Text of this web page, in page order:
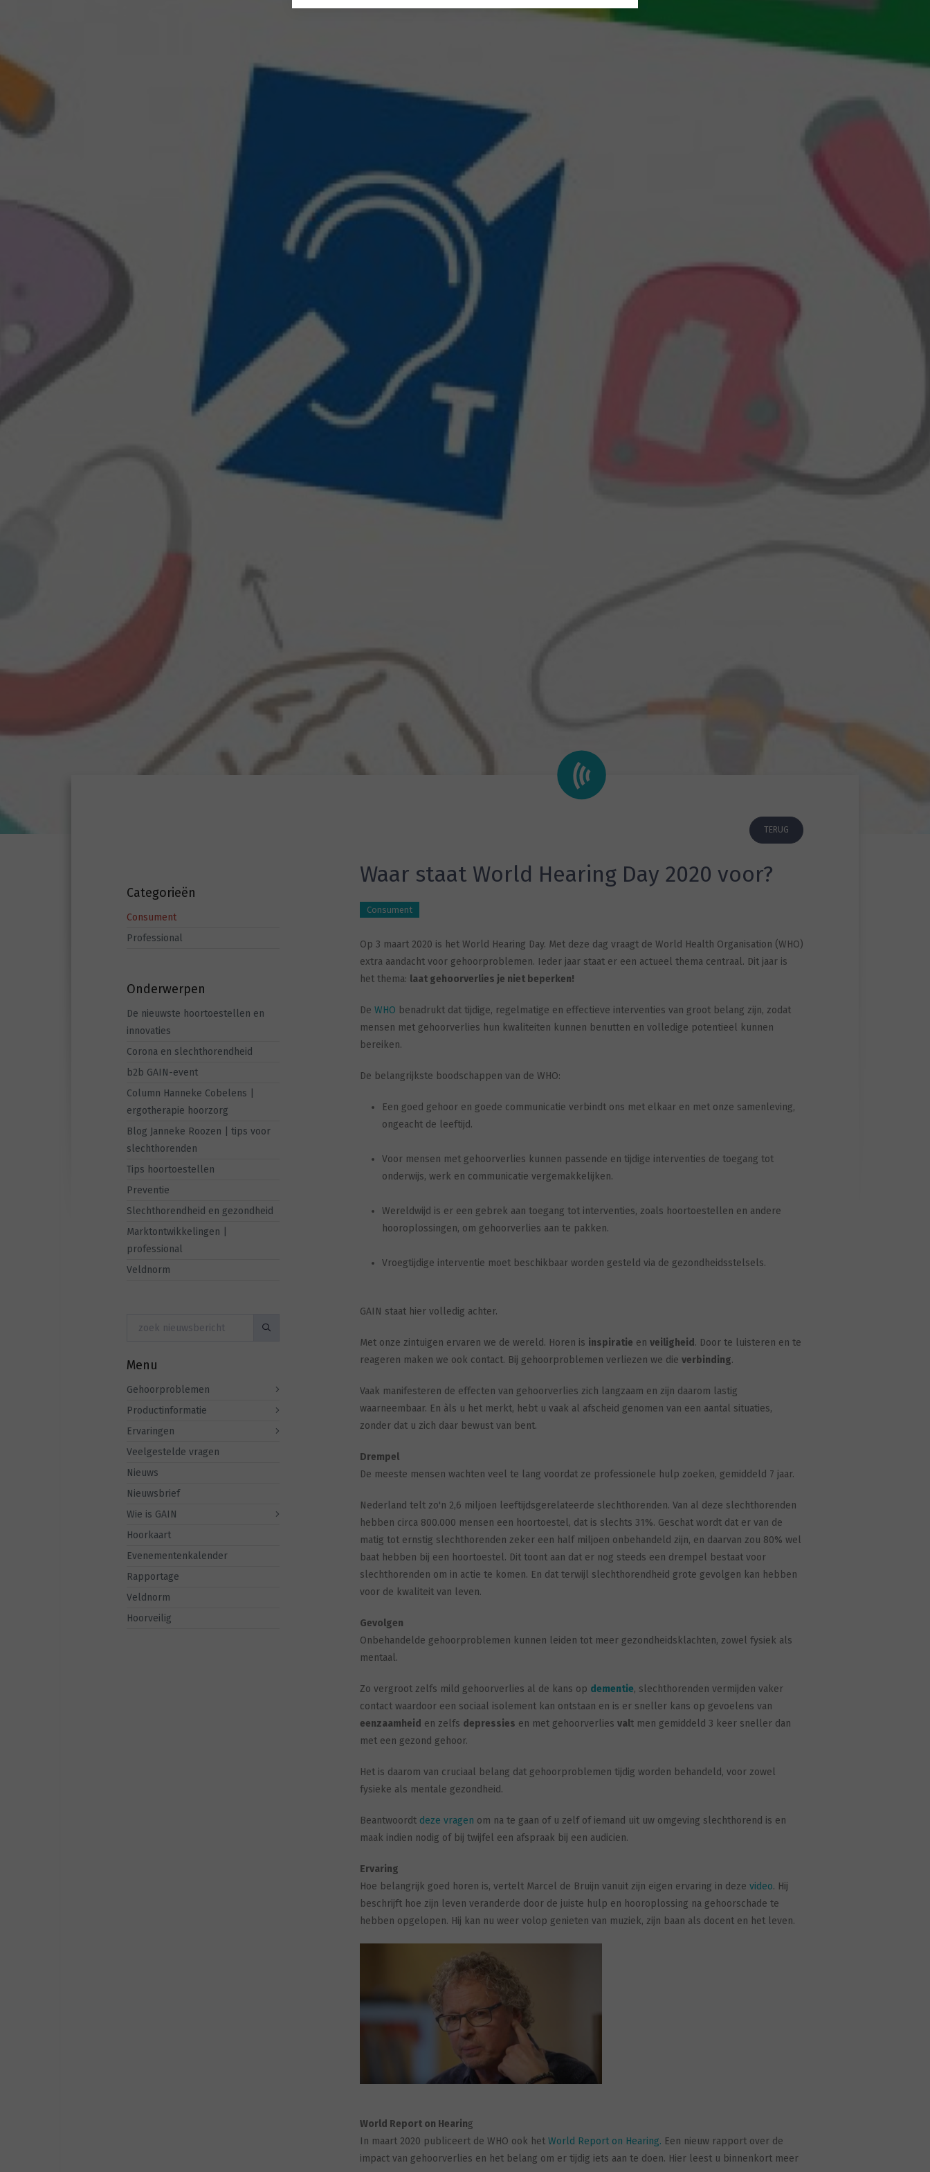
Categorieën
Consument
Professional
Onderwerpen
De nieuwste hoortoestellen en
innovaties
Corona en slechthorendheid
b2b GAIN-event
Column Hanneke Cobelens |
ergotherapie hoorzorg
Blog Janneke Roozen | tips voor
slechthorenden
Tips hoortoestellen
Preventie
Slechthorendheid en gezondheid
Marktontwikkelingen |
professional
Veldnorm
Menu
Gehoorproblemen
Productinformatie
Ervaringen
Veelgestelde vragen
Nieuws
Nieuwsbrief
Wie is GAIN
Hoorkaart
Evenementenkalender
Rapportage
Veldnorm
Hoorveilig
TERUG
Waar staat World Hearing Day 2020 voor?
Consument
Op 3 maart 2020 is het World Hearing Day. Met deze dag vraagt de World Health Organisation (WHO)
extra aandacht voor gehoorproblemen. Ieder jaar staat er een actueel thema centraal. Dit jaar is
het thema: laat gehoorverlies je niet beperken!
De WHO benadrukt dat tijdige, regelmatige en effectieve interventies van groot belang zijn, zodat
mensen met gehoorverlies hun kwaliteiten kunnen benutten en volledige potentieel kunnen
bereiken.
De belangrijkste boodschappen van de WHO:
Een goed gehoor en goede communicatie verbindt ons met elkaar en met onze samenleving,
ongeacht de leeftijd.
Voor mensen met gehoorverlies kunnen passende en tijdige interventies de toegang tot
onderwijs, werk en communicatie vergemakkelijken.
Wereldwijd is er een gebrek aan toegang tot interventies, zoals hoortoestellen en andere
hooroplossingen, om gehoorverlies aan te pakken.
Vroegtijdige interventie moet beschikbaar worden gesteld via de gezondheidsstelsels.
GAIN staat hier volledig achter.
Met onze zintuigen ervaren we de wereld. Horen is inspiratie en veiligheid . Door te luisteren en te
reageren maken we ook contact. Bij gehoorproblemen verliezen we die verbinding.
Vaak manifesteren de effecten van gehoorverlies zich langzaam en zijn daarom lastig
waarneembaar. En àls u het merkt, hebt u vaak al afscheid genomen van een aantal situaties,
zonder dat u zich daar bewust van bent.
Drempel
De meeste mensen wachten veel te lang voordat ze professionele hulp zoeken, gemiddeld 7 jaar.
Nederland telt zo'n 2,6 miljoen leeftijdsgerelateerde slechthorenden. Van al deze slechthorenden
hebben circa 800.000 mensen een hoortoestel, dat is slechts 31%. Geschat wordt dat er van de
matig tot ernstig slechthorenden zeker een half miljoen onbehandeld zijn, en daarvan zou 80% wel
baat hebben bij een hoortoestel. Dit toont aan dat er nog steeds een drempel bestaat voor
slechthorenden om in actie te komen. En dat terwijl slechthorendheid grote gevolgen kan hebben
voor de kwaliteit van leven.
Gevolgen
Onbehandelde gehoorproblemen kunnen leiden tot meer gezondheidsklachten, zowel fysiek als
mentaal.
Zo vergroot zelfs mild gehoorverlies al de kans op dementie, slechthorenden vermijden vaker
contact waardoor een sociaal isolement kan ontstaan en is er sneller kans op gevoelens van
eenzaamheid en zelfs depressies en met gehoorverlies valt men gemiddeld 3 keer sneller dan
met een gezond gehoor.
Het is daarom van cruciaal belang dat gehoorproblemen tijdig worden behandeld, voor zowel
fysieke als mentale gezondheid.
Beantwoordt deze vragen om na te gaan of u zelf of iemand uit uw omgeving slechthorend is en
maak indien nodig of bij twijfel een afspraak bij een audicien.
Ervaring
Hoe belangrijk goed horen is, vertelt Marcel de Bruijn vanuit zijn eigen ervaring in deze video. Hij
beschrijft hoe zijn leven veranderde door de juiste hulp en hooroplossing na gehoorschade te
hebben opgelopen. Hij kan nu weer volop genieten van muziek, zijn baan als docent en het leven.
World Report on Hearing
In maart 2020 publiceert de WHO ook het World Report on Hearing. Een nieuw rapport over de
impact van gehoorverlies en het belang om er tijdig iets aan te doen. Hier leest u binnenkort meer